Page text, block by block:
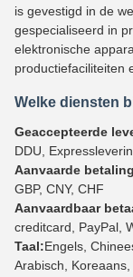
is gevestigd in de
gespecialiseerd in
elektronische
productiefaciliteiten
Welke diensten
Geaccepteerde
DDU,
Aanvaarde
GBP, CNY, CHF
Aanvaardbaar
creditcard, PayPal,
Taal:Engels,
Arabisch, Koreaans,